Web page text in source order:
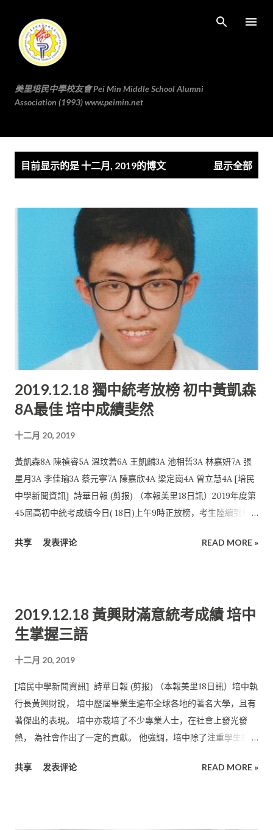
美里培民中學校友會 Pei Min Middle School Alumni
Association (1993) www.peimin.net
目前显示的是 十二月, 2019的博文 显示全部
2019.12.18 獨中統考放榜 初中黃凱森
8A最佳 培中成績斐然
十二月 20, 2019
黃凱森8A 陳禎睿5A 溫玟莙6A 王凱麟3A 池相哲3A 林嘉妍7A 張
星月3A 李佳瑜3A 蔡元寧7A 陳嘉欣4A 梁定崗4A 曾立慧4A [培民
中學新聞資訊] 詩華日報 (剪报) （本報美里18日訊）2019年度第
45屆高初中統考成績今日( 18日)上午9時正放榜，考生陸續到校
績。 該校今年共有117名學生參加高中統考，初中統考生為115
現傑出，考獲8A的標青成績， 傲視全校。林嘉妍表現特出，獲得
7A的傲人成績。 此外，取得6A和5A優異成績的學生分別為溫玟
高中理科100%及格 培中校長廖國煒說，培中今年的初中統考及
格率為98.3%； 高中統考理科及格率為100%，文商科及格率為
82.98%。 他對此次統考成績甚感滿意。“ 感謝本校老師一直以來
給予學生的指導和鼓勵。此外， 也要表揚高三學生在與校方共同
備考的過程中所付出的努力， 希望所有高中生能以亮眼的統考成
學宗旨與方針， 在於灌輸母語教育與價值的同時，加強對國語和
共享 发表评论 READ MORE »
2019.12.18 黃興財滿意統考成績 培中
生掌握三語
十二月 20, 2019
[培民中學新聞資訊] 詩華日報 (剪报) （本報美里18日訊）培中執
行長黃興財說， 培中歷屆畢業生遍布全球各地的著名大學，且有
著傑出的表現。 培中亦栽培了不少專業人士，在社會上發光發
熱， 為社會作出了一定的貢獻。 他強調，培中除了注重學生的利
品行或成績欠佳的學生。 他今日在獨中統考成績放榜后受訪時表
共享 发表评论 READ MORE »